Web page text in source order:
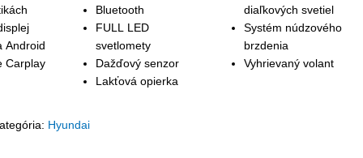
Android
Carplay
Bluetooth
FULL LED
svetlomety
Dažďový senzor
Lakťová opierka
diaľkových svetiel
Systém núdzového
brzdenia
Vyhrievaný volant
Hyundai